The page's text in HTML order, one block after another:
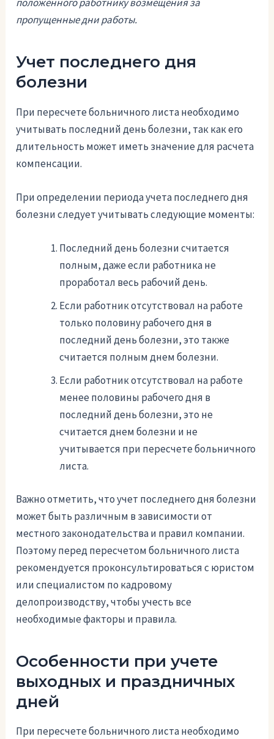
пропущенные дни работы.
Учет последнего дня
болезни
При пересчете больничного листа необходимо
учитывать последний день болезни, так как его
длительность может иметь значение для расчета
компенсации.
При определении периода учета последнего дня
болезни следует учитывать следующие моменты:
Последний день болезни считается
полным, даже если работника не
проработал весь рабочий день.
Если работник отсутствовал на работе
только половину рабочего дня в
последний день болезни, это также
считается полным днем болезни.
Если работник отсутствовал на работе
менее половины рабочего дня в
последний день болезни, это не
считается днем болезни и не
учитывается при пересчете больничного
листа.
Важно отметить, что учет последнего дня болезни
может быть различным в зависимости от
местного законодательства и правил компании.
Поэтому перед пересчетом больничного листа
рекомендуется проконсультироваться с юристом
или специалистом по кадровому
делопроизводству, чтобы учесть все
необходимые факторы и правила.
Особенности при учете
выходных и праздничных
дней
При пересчете больничного листа необходимо